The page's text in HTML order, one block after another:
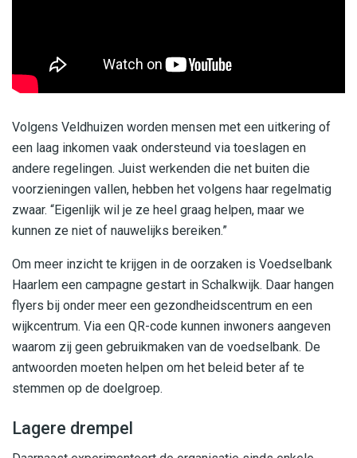
Volgens Veldhuizen worden mensen met een uitkering of
een laag inkomen vaak ondersteund via toeslagen en
andere regelingen. Juist werkenden die net buiten die
voorzieningen vallen, hebben het volgens haar regelmatig
zwaar. “Eigenlijk wil je ze heel graag helpen, maar we
kunnen ze niet of nauwelijks bereiken.”
Om meer inzicht te krijgen in de oorzaken is Voedselbank
Haarlem een campagne gestart in Schalkwijk. Daar hangen
flyers bij onder meer een gezondheidscentrum en een
wijkcentrum. Via een QR-code kunnen inwoners aangeven
waarom zij geen gebruikmaken van de voedselbank. De
antwoorden moeten helpen om het beleid beter af te
stemmen op de doelgroep.
Lagere drempel